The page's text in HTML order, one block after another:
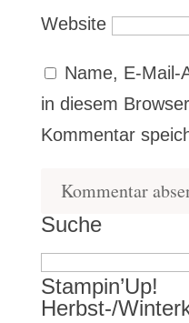
Website
Name, E-Mail-
in diesem
Kommentar
Suche
Suchen
nach:
Stampin’Up!
Herbst-/